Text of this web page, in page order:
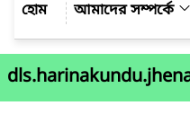
আমাদের সম্পর্কে